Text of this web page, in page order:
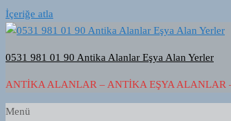
İçeriğe atla
0531 981 01 90 Antika Alanlar Eşya Alan Yerler
ANTIKA ALANLAR – ANTIKA EŞYA
Menü